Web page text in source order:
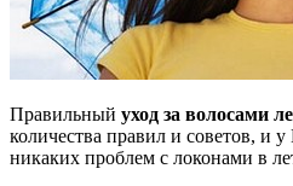
Правильный уход за волосами
количества правил и советов, и у
никаких проблем с локонами в